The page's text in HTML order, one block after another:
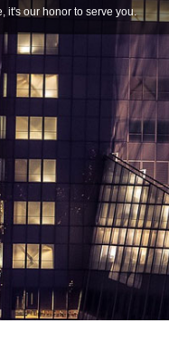
it's our honor to serve you.